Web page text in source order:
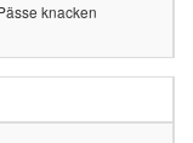
knacken